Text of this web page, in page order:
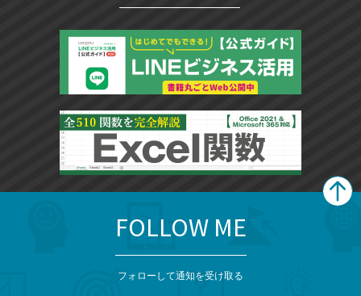
FOLLOW ME
フォローして通知を受け取る